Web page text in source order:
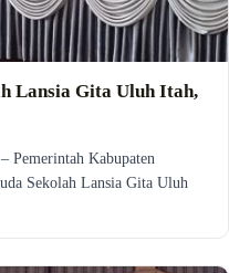
Lansia Gita Uluh Itah,
Pemerintah Kabupaten
Sekolah Lansia Gita Uluh